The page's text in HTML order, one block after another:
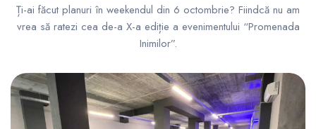
Ți-ai făcut planuri în weekendul din 6 octombrie? Fiindcă nu am
vrea să ratezi cea de-a X-a ediție a evenimentului “Promenada
Inimilor”.